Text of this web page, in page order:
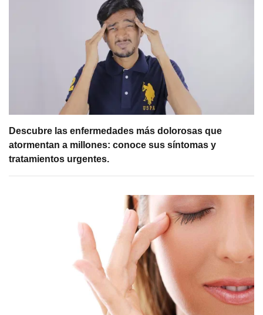
Descubre las enfermedades más dolorosas que
atormentan a millones: conoce sus síntomas y
tratamientos urgentes.